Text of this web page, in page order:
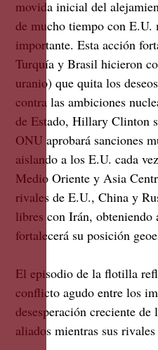
movida inicial del
de mucho tiempo con E.U.
importante. Esta acción
Turquía y Brasil hicieron
uranio) que quita los
contra las ambiciones
de Estado, Hillary Clinton
ONU aprobará sanciones
aislando a los E.U. cada
Medio Oriente y Asia
rivales de E.U., China y
libres con Irán, obteniendo
fortalecerá su posición
El episodio de la flotilla
conflicto agudo entre los
desesperación creciente
aliados mientras sus